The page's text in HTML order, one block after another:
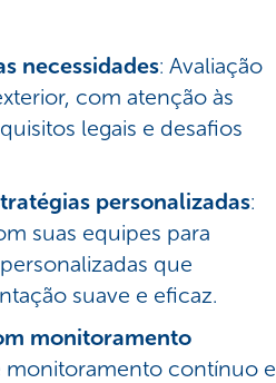
necessidades: Avaliação
com atenção às
legais e desafios
personalizadas:
suas equipes para
que
suave e eficaz.
monitoramento
monitoramento contínuo e